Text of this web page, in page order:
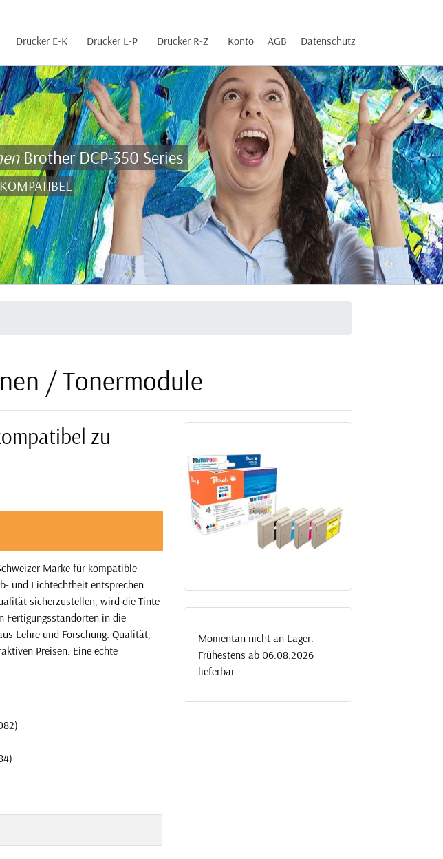
Drucker E-K Drucker L-P Drucker R-Z Konto AGB Datenschutz
Brother DCP-350 Series
/ Tonermodule
zu
Marke für kompatible
und Lichtechtheit entsprechen
sicherzustellen, wird die Tinte
Fertigungsstandorten in die
Lehre und Forschung. Qualität,
Preisen. Eine echte
Momentan nicht an Lager.
Frühestens ab 06.08.2026
lieferbar